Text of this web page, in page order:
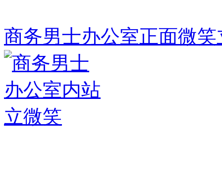
商务男士办公室正面微笑